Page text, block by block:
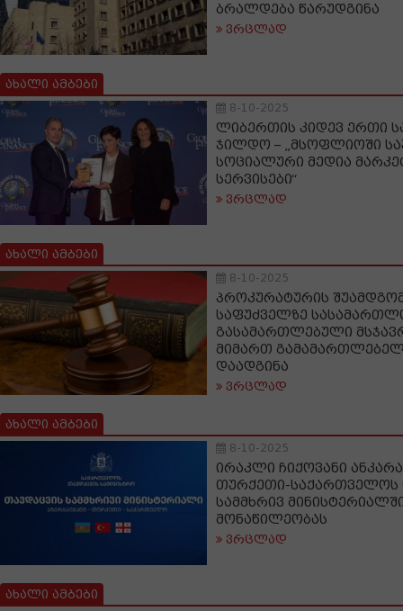
ბრალდება წარუდგინა
ვრცლად
ახალი ამბები
8-10-2025
ლიბერთის კიდევ ერთი
ჯილდო – „მსოფლიოში
სოციალური მედია
სერვისები“
ვრცლად
ახალი ამბები
8-10-2025
პროკურატურის
საფუძველზე
გასამართლებული
მიმართ
დაადგინა
ვრცლად
ახალი ამბები
8-10-2025
ირაკლი ჩიქოვანი
თურქეთი-საქართველოს
სამმხრივ
მონაწილეობას
ვრცლად
ახალი ამბები